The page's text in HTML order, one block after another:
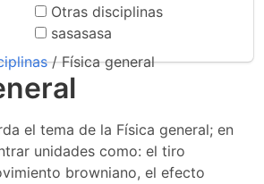
Otras disciplinas
sasasasa
/ Física general
el tema de la Física general; en
unidades como: el tiro
browniano, el efecto